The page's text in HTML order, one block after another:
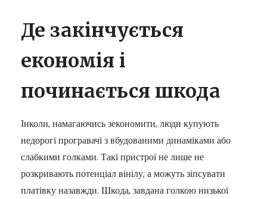
Де закінчується
економія і
починається шкода
Інколи, намагаючись зекономити, люди купують
недорогі програвачі з вбудованими динаміками або
слабкими голками. Такі пристрої не лише не
розкривають потенціал вінілу, а можуть зіпсувати
платівку назавжди. Шкода, завдана голкою низької